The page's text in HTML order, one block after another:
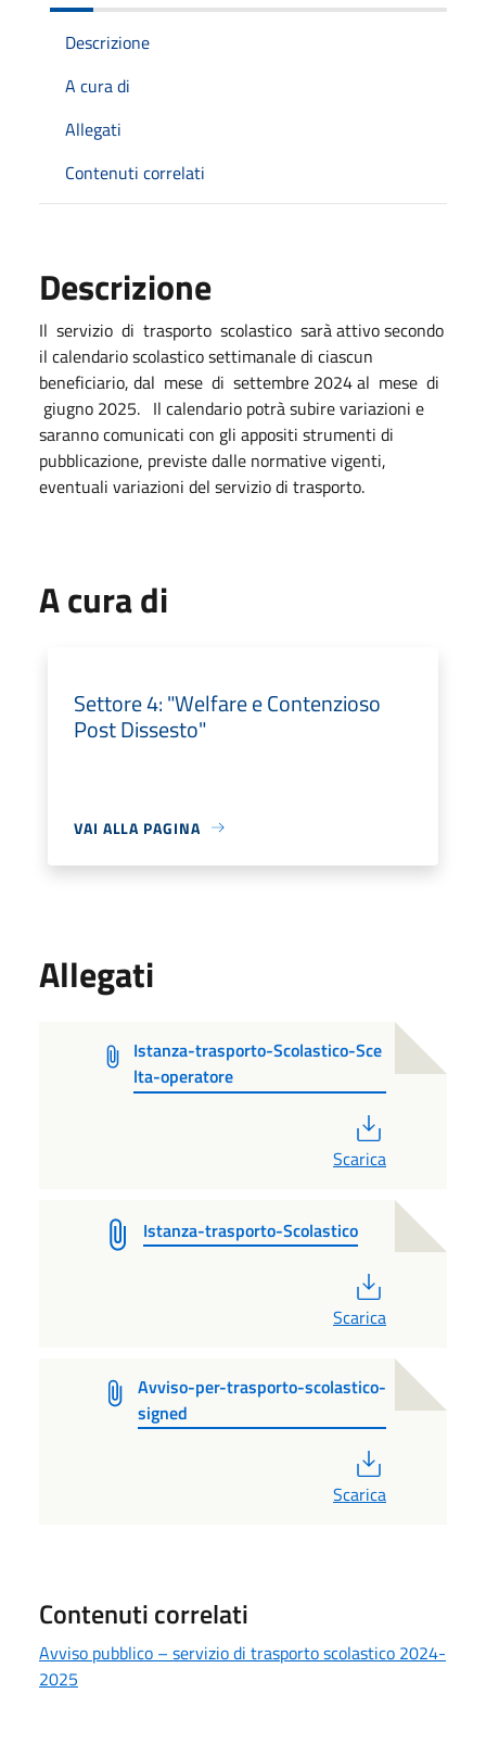
Descrizione
A cura di
Allegati
Contenuti correlati
Descrizione
Il servizio di trasporto scolastico sarà attivo secondo
il calendario scolastico settimanale di ciascun
beneficiario, dal mese di settembre 2024 al mese di
giugno 2025. Il calendario potrà subire variazioni e
saranno comunicati con gli appositi strumenti di
pubblicazione, previste dalle normative vigenti,
eventuali variazioni del servizio di trasporto.
A cura di
Settore 4: "Welfare e Contenzioso
Post Dissesto"
VAI ALLA PAGINA
Allegati
Istanza-trasporto-Scolastico-Sce
lta-operatore
Scarica
Istanza-trasporto-Scolastico
Scarica
Avviso-per-trasporto-scolastico-
signed
Scarica
Contenuti correlati
Avviso pubblico – servizio di trasporto scolastico 2024-
2025